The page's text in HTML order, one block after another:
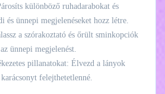
különböző ruhadarabokat és
és ünnepi megjelenéseket hozz létre.
a szórakoztató és őrült sminkopciók
ünnepi megjelenést.
pillanatokat: Élvezd a lányok
felejthetetlenné.